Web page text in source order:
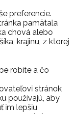
preferencie.
pamätala
chová alebo
krajinu, z ktorej
robíte a čo
stránok
používajú, aby
im lepšiu